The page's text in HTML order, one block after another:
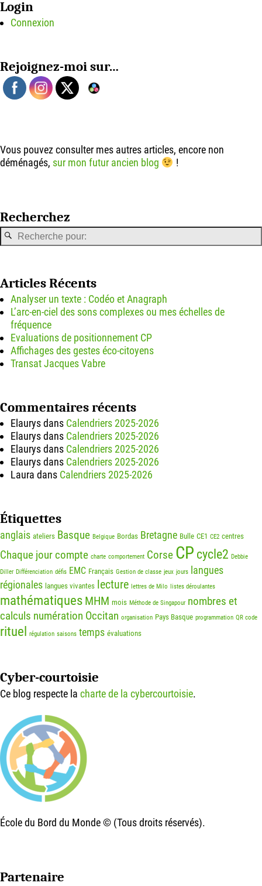
Login
Connexion
Rejoignez-moi sur…
Vous pouvez consulter mes autres articles, encore non
déménagés, sur mon futur ancien blog !
Recherchez
Articles Récents
Analyser un texte : Codéo et Anagraph
L’arc-en-ciel des sons complexes ou mes échelles de
fréquence
Evaluations de positionnement CP
Affichages des gestes éco-citoyens
Transat Jacques Vabre
Commentaires récents
Elaurysdans Calendriers 2025-2026
Elaurysdans Calendriers 2025-2026
Elaurysdans Calendriers 2025-2026
Elaurysdans Calendriers 2025-2026
Laura dans Calendriers 2025-2026
Étiquettes
anglais ateliers Basque Belgique Bordas Bretagne Bulle CE1 CE2 centres
Chaque jour compte charte comportement Corse CP cycle2 Debbie
Diller Différenciation défis EMC Français Gestion de classe jeux jours
langues
régionales langues vivantes lecture lettres de Milo listes déroulantes
mathématiques MHM mois Méthode de Singapour nombres et
calculs numération Occitan organisation Pays Basque programmation QR code
rituel régulation saisons temps évaluations
Cyber-courtoisie
Ce blog respecte la charte de la cybercourtoisie.
École du Bord du Monde © (Tous droits réservés).
Partenaire